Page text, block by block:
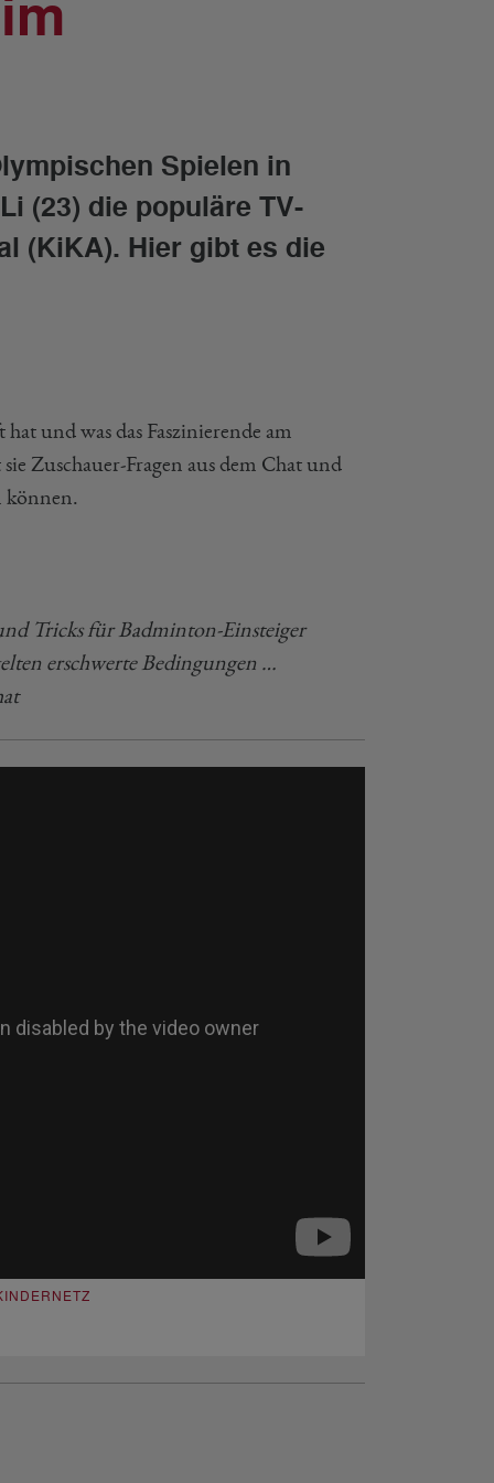
Spielen in
(23) die populäre TV-
(KiKA). Hier gibt es die
hat und was das Faszinierende am
Zuschauer-Fragen aus dem Chat und
können.
Tricks für Badminton-Einsteiger
erschwerte Bedingungen …